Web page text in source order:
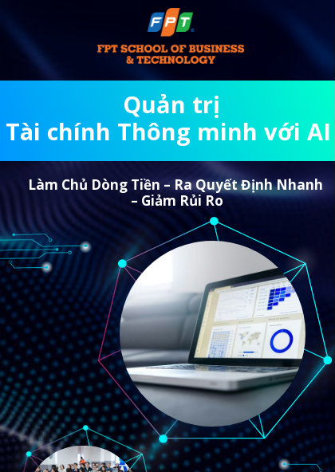
Làm Chủ Dòng Tiền – Ra Quyết Định Nhanh
– Giảm Rủi Ro
Quản trị
Tài chính Thông minh với AI